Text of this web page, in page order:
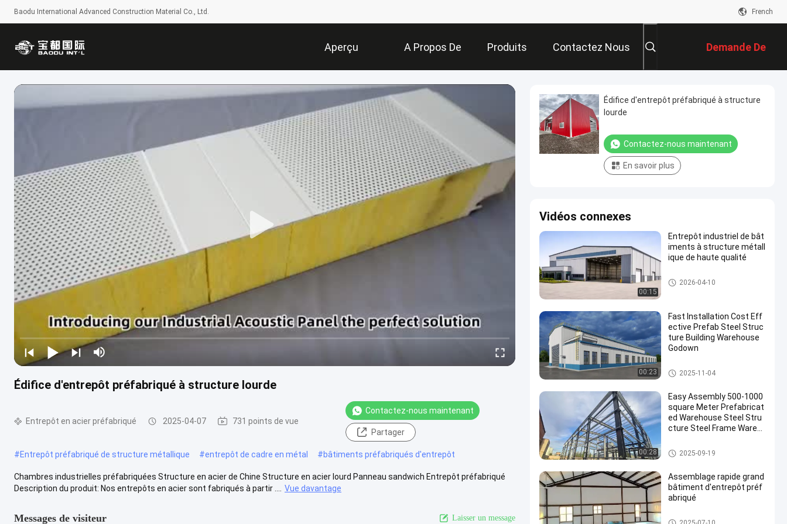
Baodu International Advanced Construction Material Co., Ltd. French
Aperçu A Propos De
Nous
Produits Contactez Nous Demande De
Soumission
Édifice d'entrepôt préfabriqué à structure lourde
Entrepôt en acier préfabriqué 2025-04-07 731 points de vue
Contactez-nous maintenant
Partager
#Entrepôt préfabriqué de structure métallique #entrepôt de cadre en métal #bâtiments préfabriqués d'entrepôt
Chambres industrielles préfabriquées Structure en acier de Chine Structure en acier lourd Panneau sandwich Entrepôt préfabriqué
Description du produit: Nos entrepôts en acier sont fabriqués à partir ....
Vue davantage
Messages de visiteur Laisser un message
Édifice d'entrepôt préfabriqué à structure
lourde
Contactez-nous maintenant
En savoir plus
Vidéos connexes
00:15
Entrepôt industriel de bât
iments à structure métall
ique de haute qualité
Entrepôt en acier préfabriqué
2026-04-10
00:23
Fast Installation Cost Eff
ective Prefab Steel Struc
ture Building Warehouse
Godown
Entrepôt en acier préfabriqué
2025-11-04
00:28
Easy Assembly 500-1000
square Meter Prefabricat
ed Warehouse Steel Stru
cture Steel Frame Wareh
e
Entrepôt en acier préfabriqué
2025-09-19
Assemblage rapide grand
bâtiment d'entrepôt préf
abriqué
Entrepôt en acier préfabriqué